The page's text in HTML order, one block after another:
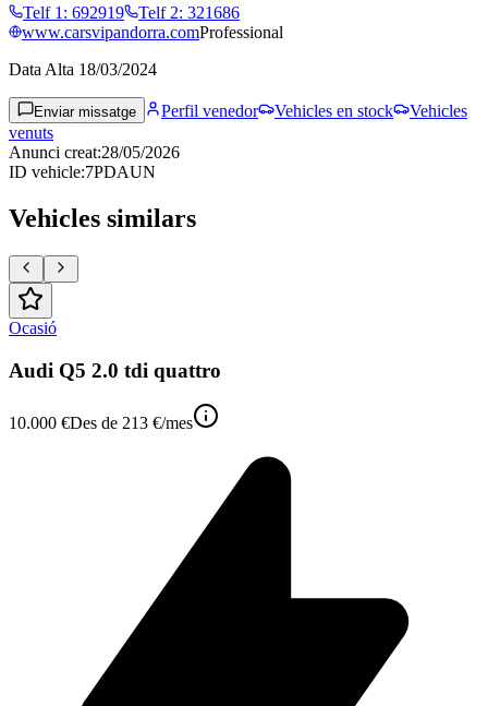
Telf 1 : 692919 Telf 2: 321686
www.carsvipandorra.comProfessional
Data Alta 18/03/2024
Enviar missatge Perfil venedor Vehicles en stock
Vehicles
venuts
Anunci creat:28/05/2026
ID vehicle:7PDAUN
Vehicles similars
Ocasió
Audi Q5 2.0 tdi quattro
10.000 €Des de 213 €/mes